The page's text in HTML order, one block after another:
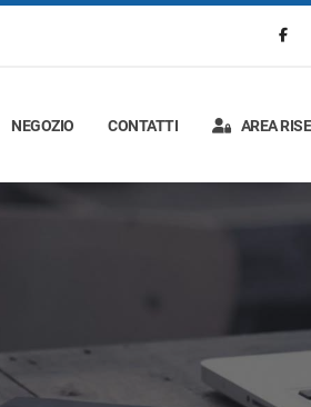
NEGOZIO CONTATTI AREA